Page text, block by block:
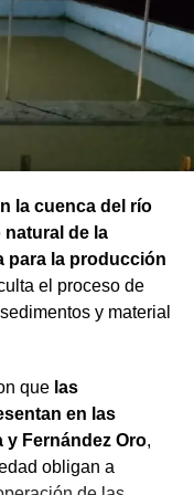
la cuenca del río
de la
para la producción
el proceso de
y material
que las
en las
y Fernández Oro,
obligan a